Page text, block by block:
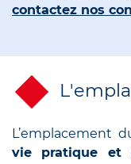
contactez nos
L’emplacement
vie pratique et